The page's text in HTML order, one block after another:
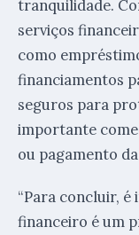
tranquilidade.
serviços
como
financiamentos
seguros para
importante
ou pagamento
“Para concluir,
financeiro é um